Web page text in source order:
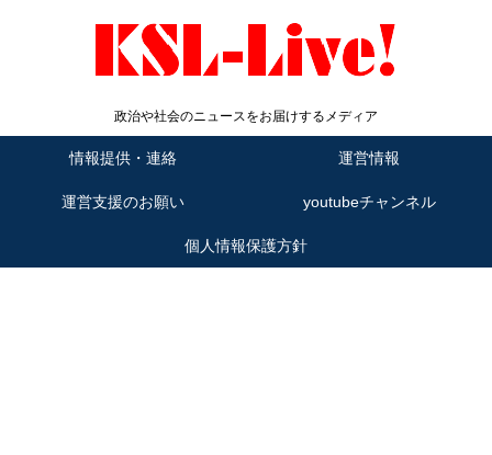
政治や社会のニュースをお届けするメディア
情報提供・連絡 運営情報
運営支援のお願い youtubeチャンネル
個人情報保護方針